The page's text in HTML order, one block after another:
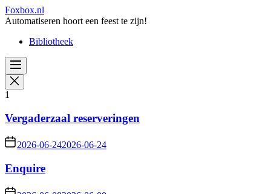
Skip
to
content
Foxbox.nl
Automatiseren hoort een feest te zijn!
Bibliotheek
1
Vergaderzaal reserveringen
2026-06-242026-06-24
Enquire